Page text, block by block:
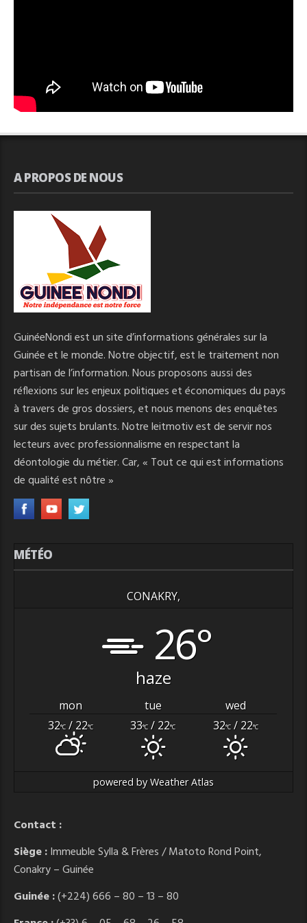
A PROPOS DE NOUS
GuinéeNondi est un site d’informations générales sur la
Guinée et le monde. Notre objectif, est le traitement non
partisan de l’information. Nous proposons aussi des
réflexions sur les enjeux politiques et économiques du pays
à travers de gros dossiers, et nous menons des enquêtes
sur des sujets brulants. Notre leitmotiv est de servir nos
lecteurs avec professionnalisme en respectant la
déontologie du métier. Car, « Tout ce qui est informations
de qualité est nôtre »
MÉTÉO
CONAKRY,
26°
haze
mon tue
wed
32°C / 22°C 33°C / 22°C 32°C/ 22°C
powered byWeather Atlas
Contact :
Siège :Immeuble Sylla & Frères / Matoto Rond Point,
Conakry – Guinée
Guinée :(+224) 666 – 80 – 13 – 80